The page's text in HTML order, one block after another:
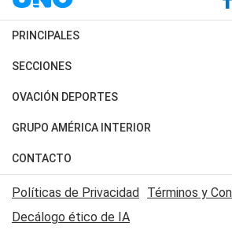
PRINCIPALES
Últimas Noticias
Política
Judiciales
Economia
SECCIONES
Horóscopo
Motores
Trucos caseros
Series y Películas
Edictos y Solicitadas
OVACIÓN DEPORTES
Fútbol
Mundial
Automovilismo
Rugby
GRUPO AMÉRICA INTERIOR
Canal 7 en Vivo
CONTACTO
Acerca de Nosotros
Contactanos
Políticas de Privacidad
Términos y
Decálogo ético de IA